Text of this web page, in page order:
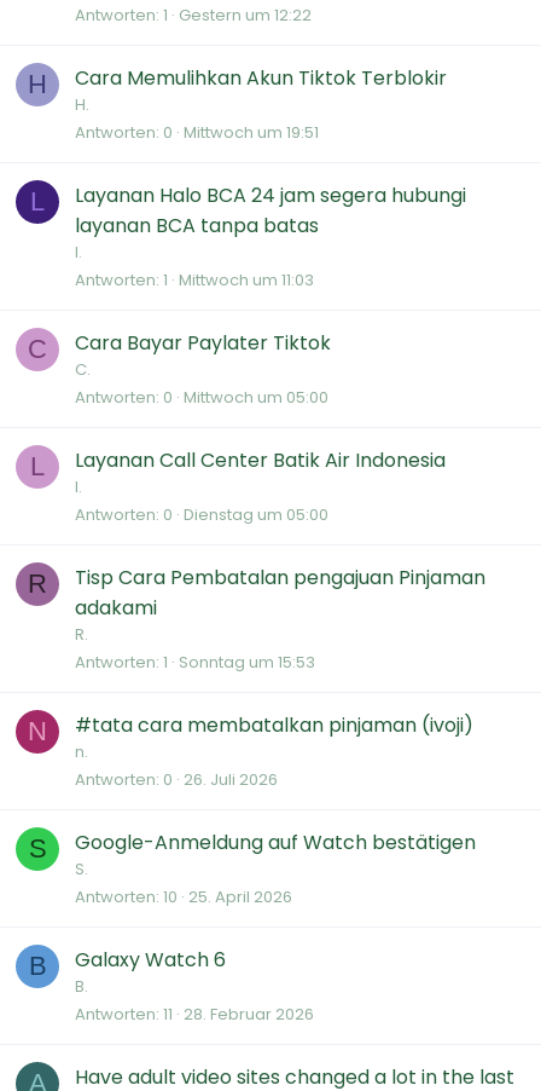
Antworten 1 Gestern um 12:22
H Cara Memulihkan Akun Tiktok Terblokir
H.
Antworten 0 Mittwoch um 19:51
L
Layanan Halo BCA 24 jam segera hubungi
layanan BCA tanpa batas
l.
Antworten 1 Mittwoch um 11:03
C Cara Bayar Paylater Tiktok
C.
Antworten 0 Mittwoch um 05:00
L Layanan Call Center Batik Air Indonesia
l.
Antworten 0 Dienstag um 05:00
R
Tisp Cara Pembatalan pengajuan Pinjaman
adakami
R.
Antworten 1 Sonntag um 15:53
N #tata cara membatalkan pinjaman (ivoji)
n.
Antworten 0 26. Juli 2026
S Google-Anmeldung auf Watch bestätigen
S.
Antworten 10 25. April 2026
B Galaxy Watch 6
B.
Antworten 11 28. Februar 2026
A
Have adult video sites changed a lot in the last